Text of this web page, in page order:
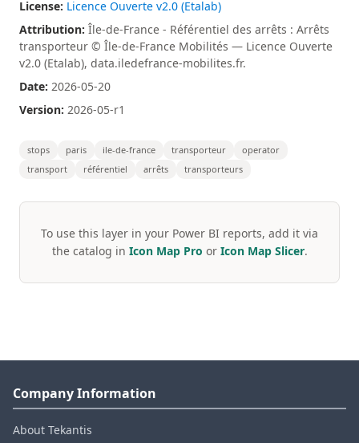
License: Licence Ouverte v2.0 (Etalab)
Attribution: Île-de-France - Référentiel des arrêts : Arrêts
transporteur © Île-de-France Mobilités — Licence Ouverte
v2.0 (Etalab), data.iledefrance-mobilites.fr.
Date: 2026-05-20
Version: 2026-05-r1
stops paris ile-de-france transporteur
operator
transport
référentiel arrêts transporteurs
To use this layer in your Power BI reports, add it via
the catalog in Icon Map Pro or Icon Map Slicer.
Company Information
About Tekantis